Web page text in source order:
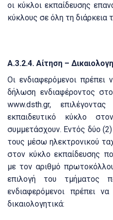
οι κύκλοι εκπαίδευσης
κύκλους σε όλη τη διάρκεια
Α.3.2.4. Αίτηση –
Οι ενδιαφερόμενοι πρέπει
δήλωση ενδιαφέροντος
www.dsth.gr,
εκπαιδευτικό κύκλο
συμμετάσχουν. Εντός δύο
τους μέσω ηλεκτρονικού
στον κύκλο εκπαίδευσης
με τον αριθμό
επιλογή του τμήματος
ενδιαφερόμενοι πρέπει
δικαιολογητικά: